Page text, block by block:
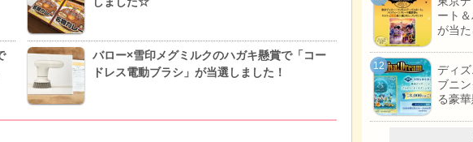
バロー×雪印メグミルクのハガキ懸賞で「コー
ドレス電動ブラシ」が当選しました！
ート
が当
ディ
ブニ
る豪